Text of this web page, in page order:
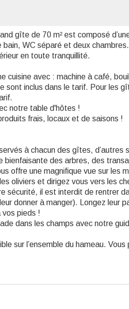
gîte de 70 m² est composé
bain, WC séparé et deux
en toute tranquillité.
cuisine avec : machine à café,
sont inclus dans le tarif. Pour les
notre table d'hôtes !
frais, locaux et de saisons !
à chacun des gîtes, d’autres
bienfaisante des arbres, des
offre une magnifique vue sur les
oliviers et dirigez vous vers les
sécurité, il est interdit de rentrer
donner à manger). Longez leur
vos pieds !
dans les champs avec notre
sur l’ensemble du hameau.